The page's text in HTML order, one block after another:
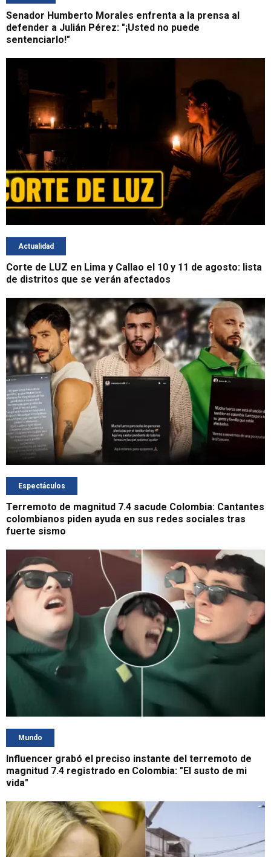
Senador Humberto Morales enfrenta a la prensa al
defender a Julián Pérez: "¡Usted no puede
sentenciarlo!"
Actualidad
Corte de LUZ en Lima y Callao el 10 y 11 de agosto: lista
de distritos que se verán afectados
Espectáculos
Terremoto de magnitud 7.4 sacude Colombia: Cantantes
colombianos piden ayuda en sus redes sociales tras
fuerte sismo
Mundo
Influencer grabó el preciso instante del terremoto de
magnitud 7.4 registrado en Colombia: "El susto de mi
vida"